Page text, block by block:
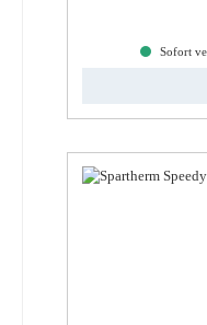
Sofort